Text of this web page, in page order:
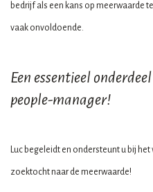
bedrijf als een kans op meerwaarde
vaak onvoldoende.
Een essentieel
people-manager!
Luc begeleidt en ondersteunt u bij
zoektocht naar de meerwaarde!